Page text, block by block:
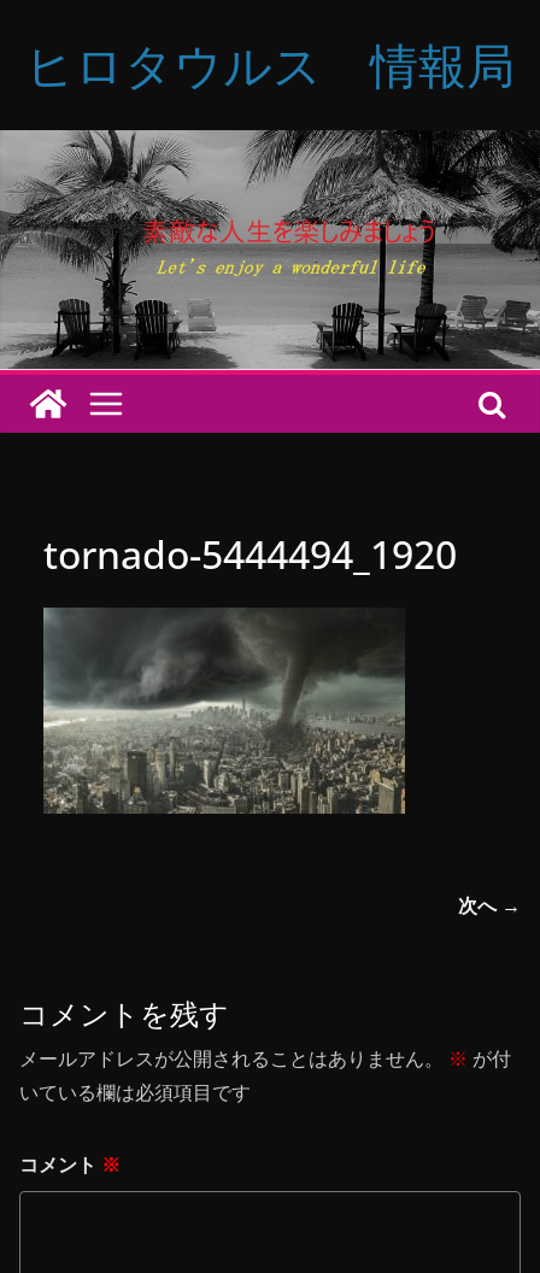
へ
ス
キ
プ
ヒロタウルス 情報局
tornado-5444494_1920
次へ →
コメントを残す
メールアドレスが公開されることはありません。 ※ が付
いている欄は必須項目です
コメント ※